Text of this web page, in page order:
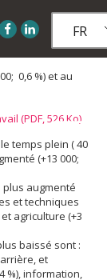
FR
0,6 %) et au
(PDF, 526 Ko)
temps plein ( 40
(+13 000;
plus augmenté
et techniques
et agriculture (+3
baissé sont :
et
%), information,